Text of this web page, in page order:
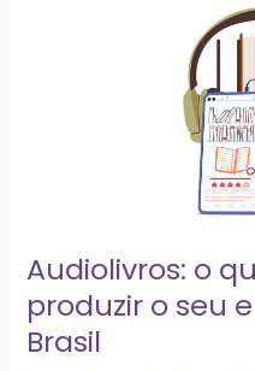
Audiolivros: o
produzir o seu
Brasil
onde
vender
no
Brasil